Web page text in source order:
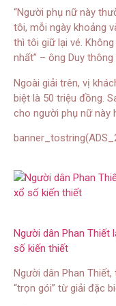
“Người phụ nữ này
tôi, mỗi ngày khoảng
thì tôi giữ lại vé.
nhất” – ông Duy thông
Ngoài giải trên, vị
biệt là 50 triệu đồng.
cho người phụ nữ này
Người dân Phan Thiết
số kiến thiết
Người dân Phan
“trọn gói” từ giải đặc